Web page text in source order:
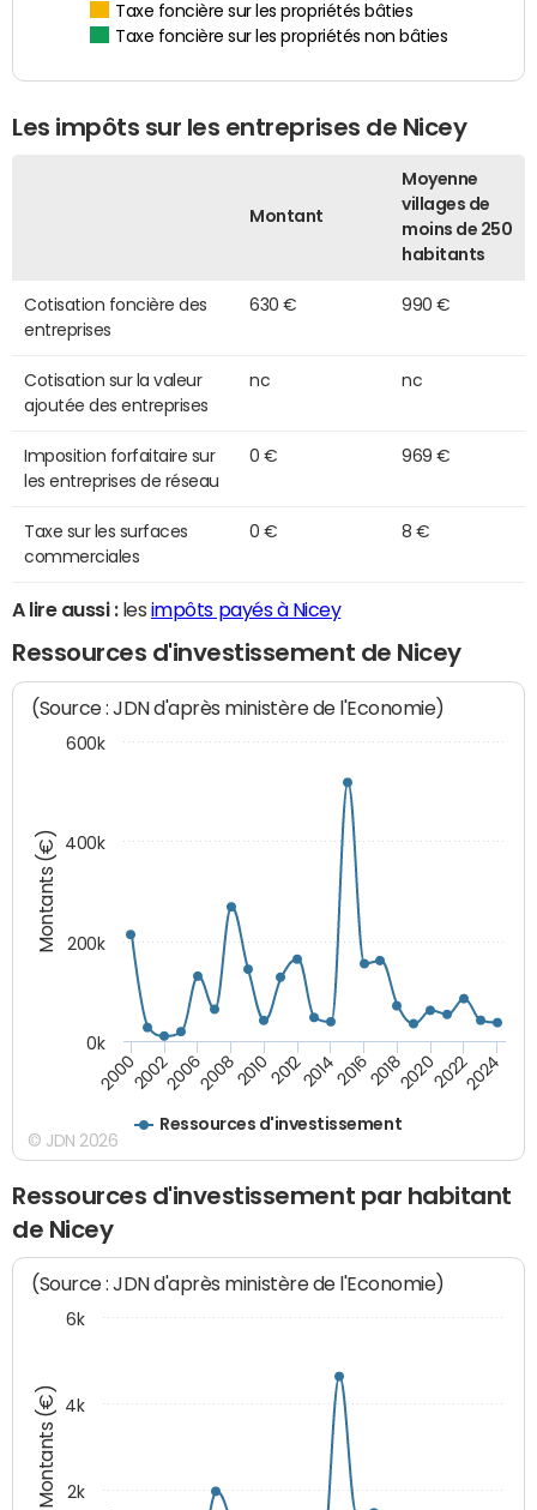
Taxe foncière sur les propriétés bâties
Taxe foncière sur les propriétés non bâties
Les impôts sur les entreprises de Nicey
Montant
Moyenne
villages de
moins de 250
habitants
Cotisation foncière des
entreprises
630 € 990 €
Cotisation sur la valeur
ajoutée des entreprises
nc nc
Imposition forfaitaire sur
les entreprises de réseau
0 € 969 €
Taxe sur les surfaces
commerciales
0 € 8 €
A lire aussi :les impôts payés à Nicey
Ressources d'investissement de Nicey
Montants (€)
(Source : JDN d'après ministère de l'Economie)
Ressources d'investissement
200020022006200820102012201420162018202020222024
0k
200k
400k
600k
© JDN 2026
Ressources d'investissement par habitant
de Nicey
Montants (€)
(Source : JDN d'après ministère de l'Economie)
2k
4k
6k